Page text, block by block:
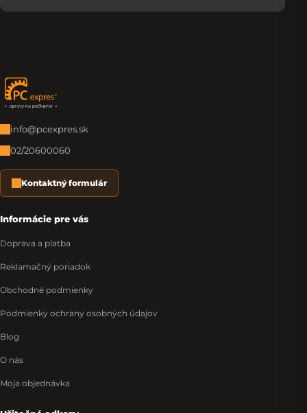
Zápätie
info@pcexpres.sk
02/20600060
Kontaktný formulár
Informácie pre vás
Doprava a platba
Reklamačný poriadok
Obchodné podmienky
Podmienky ochrany osobných údajov
Blog
O nás
Moja objednávka